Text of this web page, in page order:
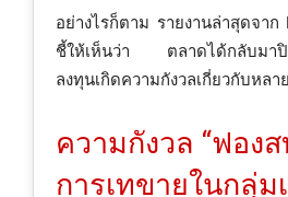
อย่างไรก็ตาม รายงานล่าสุดจาก
ชี้ให้เห็นว่า ตลาดได้กลับมาปิ
ลงทุนเกิดความกังวลเกี่ยวกับหล
ความกังวล “ฟองส
การเทขายในกลุ่ม